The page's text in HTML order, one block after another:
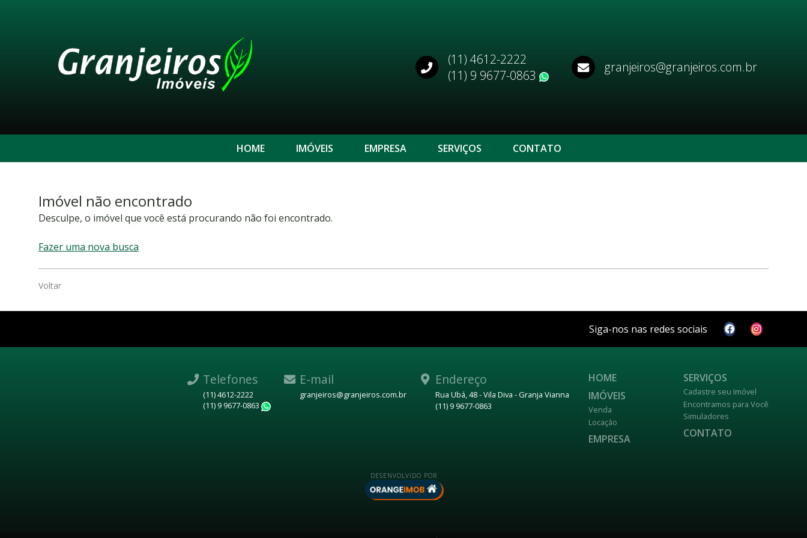
(11) 4612-2222
(11) 9 9677-0863
WhatsApp
granjeiros@granjeiros.com.br
HOME IMÓVEIS EMPRESA SERVIÇOS CONTATO
Imóvel não encontrado
Desculpe, o imóvel que você está procurando não foi encontrado.
Fazer uma nova busca
Voltar
Siga-nos nas redes sociais
Telefones
(11) 4612-2222
(11) 9 9677-0863
E-mail
granjeiros@granjeiros.com.br
Endereço
Rua Ubá, 48 - Vila Diva - Granja Vianna
(11) 9 9677-0863
HOME
IMÓVEIS
Venda
Locação
EMPRESA
SERVIÇOS
Cadastre seu Imóvel
Encontramos para Você
Simuladores
CONTATO
DESENVOLVIDO POR